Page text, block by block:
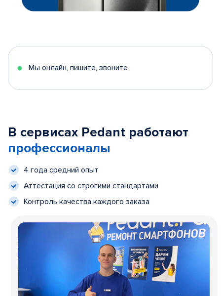
Мы онлайн, пишите, звоните
В сервисах Pedant работают
профессионалы
4 года средний опыт
Аттестация со строгими стандартами
Контроль качества каждого заказа